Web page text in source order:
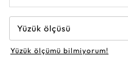
Yüzük ölçüsü
Yüzük ölçümü bilmiyorum!